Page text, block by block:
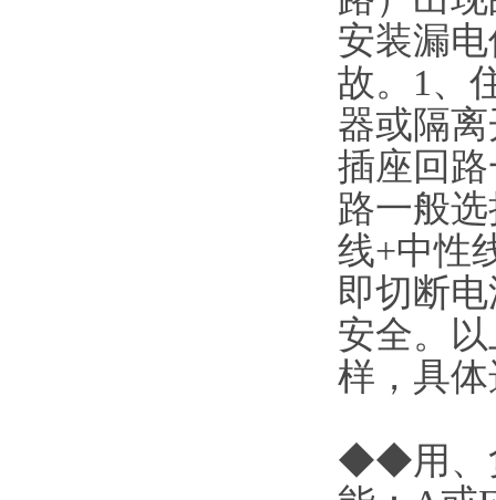
安装漏
故。1、
器或隔
插座回
路一般
线+中性
即切断
安全。
样，具
◆◆用、